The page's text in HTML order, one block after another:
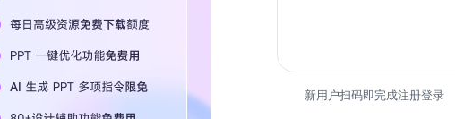
本课程旨
新用户扫码即完成注册登录